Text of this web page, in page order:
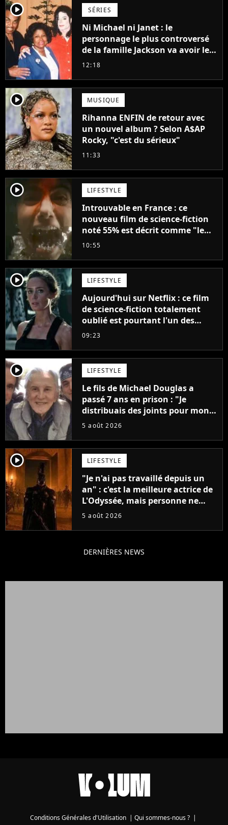
player2 SÉRIES
Ni Michael ni Janet : le
personnage le plus controversé
de la famille Jackson va avoir le
droit à sa propre série
12:18
player2 MUSIQUE
Rihanna ENFIN de retour avec
un nouvel album ? Selon A$AP
Rocky, "c'est du sérieux"
11:33
player2 LIFESTYLE
Introuvable en France : ce
nouveau film de science-fiction
noté 55% est décrit comme "le
plus stupide de l'année"
10:55
player2 LIFESTYLE
Aujourd'hui sur Netflix : ce film
de science-fiction totalement
oublié est pourtant l'un des
meilleurs des années 2010
09:23
player2 LIFESTYLE
Le fils de Michael Douglas a
passé 7 ans en prison : "Je
distribuais des joints pour mon
père"
5 août 2026
player2 LIFESTYLE
"Je n'ai pas travaillé depuis un
an" : c'est la meilleure actrice de
L'Odyssée, mais personne ne
veut lui donner de rôle au
5 août 2026
DERNIÈRES NEWS
Conditions Générales d'Utilisation | Qui sommes-nous ? |